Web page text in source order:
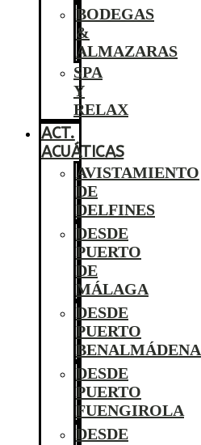
BODEGAS
&
ALMAZARAS
SPA
Y
RELAX
ACT.
ACUÁTICAS
AVISTAMIENTO
DE
DELFINES
DESDE
PUERTO
DE
MÁLAGA
DESDE
PUERTO
BENALMÁDENA
DESDE
PUERTO
FUENGIROLA
DESDE